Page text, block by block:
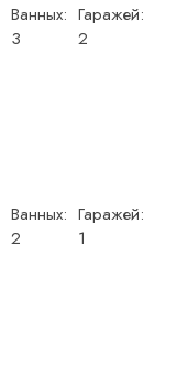
Ванных:
3
Гаражей:
2
Ванных:
2
Гаражей:
1